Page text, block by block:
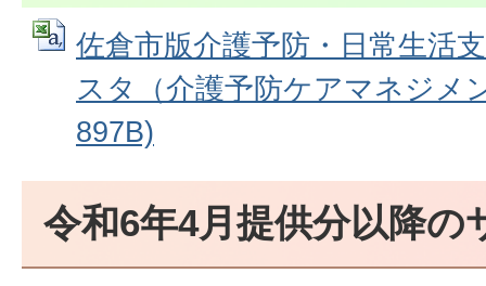
佐倉市版介護予防・日常生活
スタ（介護予防ケアマネジメ
897B)
令和6年4月提供分以降の